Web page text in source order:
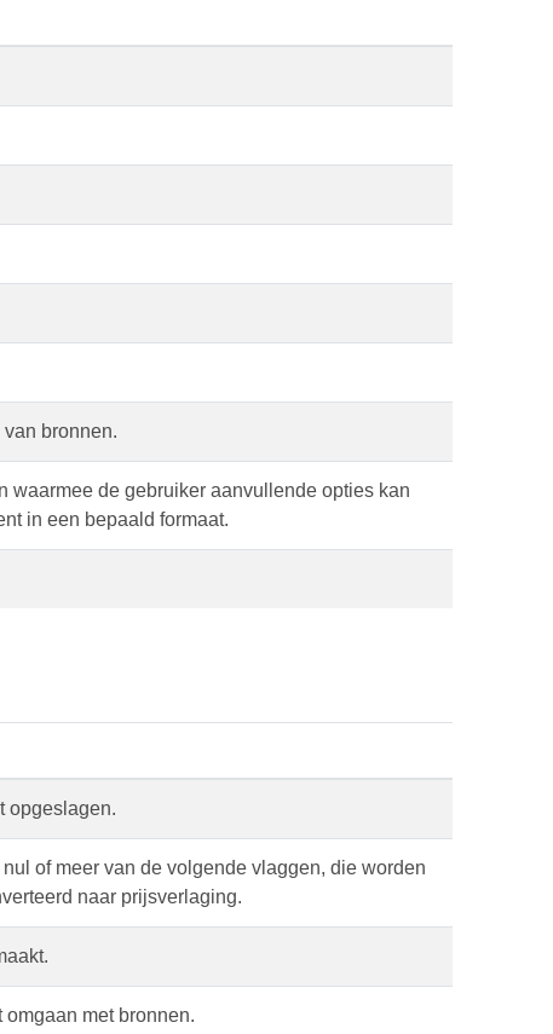
bronnen.
waarmee de gebruiker aanvullende opties kan
in een bepaald formaat.
opgeslagen.
of meer van de volgende vlaggen, die worden
naar prijsverlaging.
met bronnen.